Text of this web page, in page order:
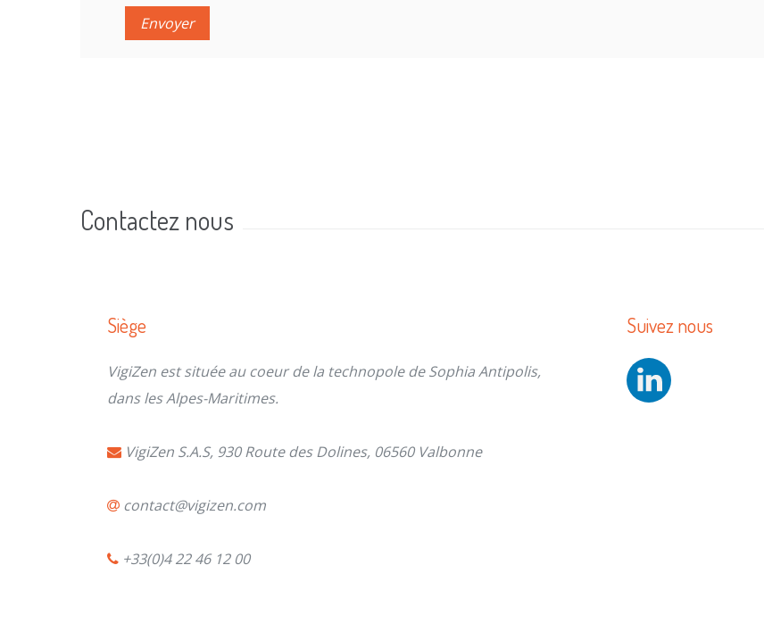
Contactez nous
Siège
VigiZen est située au coeur de la technopole de Sophia Antipolis,
dans les Alpes-Maritimes.
VigiZen S.A.S, 930 Route des Dolines, 06560 Valbonne
contact@vigizen.com
+33(0)4 22 46 12 00
Suivez nous